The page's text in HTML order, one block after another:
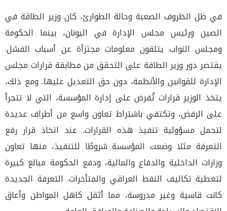
في ظل الظروف الصعبة وحالة الطوارئ، كان وزير الطاقة في
الصين ورئيس مجلس الإدارة في اليونان، بينما الحكومة
ومجلس النواب يتلقون معلومات مجتزأة عن أسباب الفشل.
يقتصر دور وزير الطاقة على التحقق من مطابقة قرارات مجلس
الإدارة للقوانين والأنظمة، دون حق التعديل عليها. ومع ذلك،
يتخذ الوزير قرارات تُفرض على إدارة المؤسسة، التي لا تتجرأ
على الرفض، وتكتفي باشتراط تعاون واسع من أطراف عديدة
لتحمل مسؤولية تنفيذ هذه القرارات. عند اتخاذ قرار رفع
التعرفة مثلا وضعت المؤسسة شروطًا للتنفيذ، منها تعاون
وزارات الداخلية والدفاع والمالية، ودفع الحكومة مبالغ كبيرة
لتغطية تكاليف النفط العراقي والمتأخرات. التعرفة الجديدة
كانت قاسية وغير مدروسة، مما أثقل كاهل المواطن وأعاق